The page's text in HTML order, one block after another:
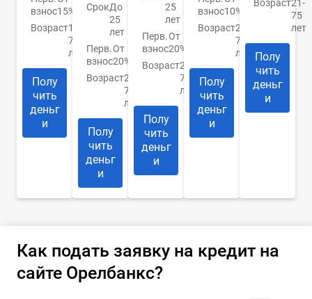
взнос15%
Возраст18-
70
лет
Полу
чить
деньг
и
СрокДо
25
лет
Перв.
взнос
От
20%
Возраст20-
75
лет
Полу
чить
деньг
и
25
лет
Перв.
взнос
От
20%
Возраст20-
75
лет
Полу
чить
деньг
и
взнос10%
Возраст21-
75
лет
Полу
чить
деньг
и
Возраст21-
75
лет
Полу
чить
деньг
и
Как подать заявку на кредит на
сайте Орелбанкс?